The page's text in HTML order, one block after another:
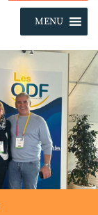
MENU